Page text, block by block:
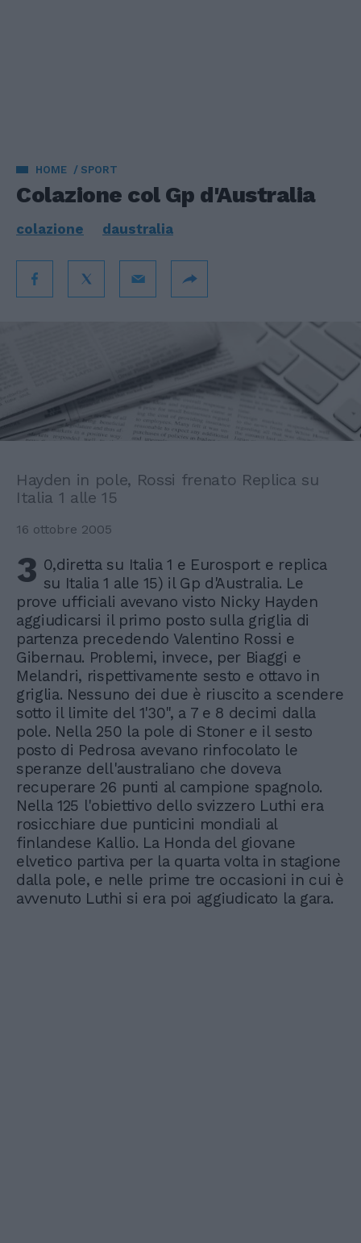
HOME SPORT
Colazione col Gp d'Australia
colazione daustralia
Hayden in pole, Rossi frenato Replica su
Italia 1 alle 15
16 ottobre 2005
3 0,diretta su Italia 1 e Eurosport e replica
su Italia 1 alle 15) il Gp d'Australia. Le
prove ufficiali avevano visto Nicky Hayden
aggiudicarsi il primo posto sulla griglia di
partenza precedendo Valentino Rossi e
Gibernau. Problemi, invece, per Biaggi e
Melandri, rispettivamente sesto e ottavo in
griglia. Nessuno dei due è riuscito a scendere
sotto il limite del 1'30", a 7 e 8 decimi dalla
pole. Nella 250 la pole di Stoner e il sesto
posto di Pedrosa avevano rinfocolato le
speranze dell'australiano che doveva
recuperare 26 punti al campione spagnolo.
Nella 125 l'obiettivo dello svizzero Luthi era
rosicchiare due punticini mondiali al
finlandese Kallio. La Honda del giovane
elvetico partiva per la quarta volta in stagione
dalla pole, e nelle prime tre occasioni in cui è
avvenuto Luthi si era poi aggiudicato la gara.